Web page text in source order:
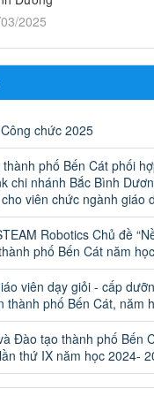
2025
giáo dục pháp luật
thành phố Bến Cát
dục pháp luật năm
2025
thủ tục hành chính bị
thuộc hệ giáo dục
thẩm quyền giải quyết
nhân dân cấp huyện
thủ tục hành chính bị bãi
hệ giáo dục quốc dân
giải quyết của Sở
huyện
2024
nhiệm vụ giáo dục
nhiệm vụ giáo dục tiểu
chức 2025
phố Bến Cát phối
chi nhánh Bắc Bình
viên chức ngành giáo
Robotics Chủ đề
phố Bến Cát năm
viên dạy giỏi - cấp
thành phố Bến Cát, năm
Đào tạo thành phố Bến
thứ IX năm học 2024-